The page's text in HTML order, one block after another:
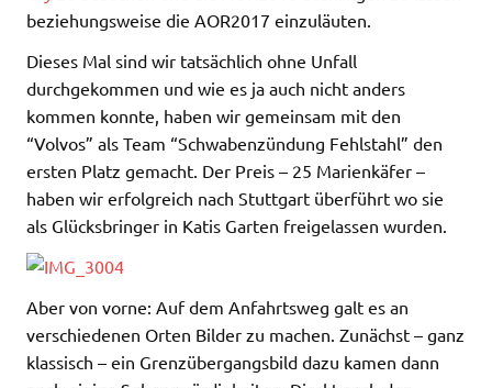
beziehungsweise die AOR2017 einzuläuten.
Dieses Mal sind wir tatsächlich ohne Unfall
durchgekommen und wie es ja auch nicht anders
kommen konnte, haben wir gemeinsam mit den
“Volvos” als Team “Schwabenzündung Fehlstahl” den
ersten Platz gemacht. Der Preis – 25 Marienkäfer –
haben wir erfolgreich nach Stuttgart überführt wo sie
als Glücksbringer in Katis Garten freigelassen wurden.
Aber von vorne: Auf dem Anfahrtsweg galt es an
verschiedenen Orten Bilder zu machen. Zunächst – ganz
klassisch – ein Grenzübergangsbild dazu kamen dann